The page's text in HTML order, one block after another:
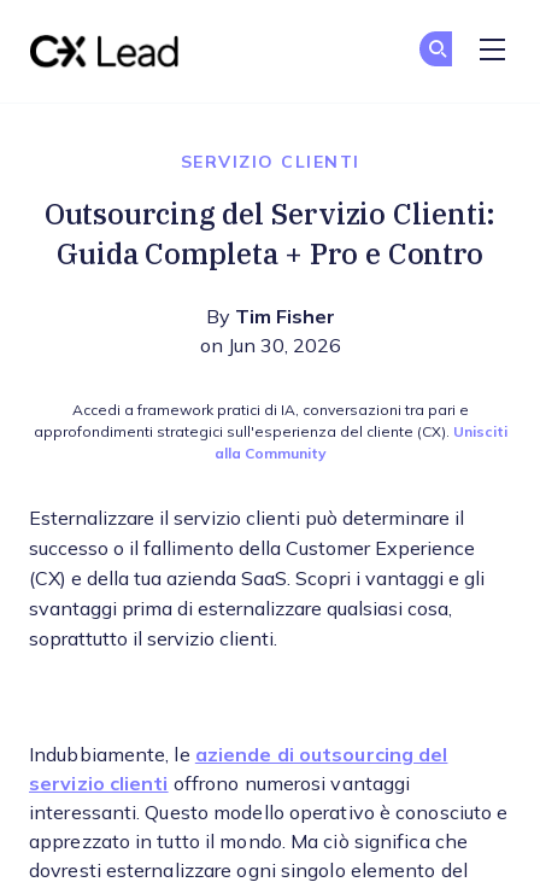
SERVIZIO CLIENTI
Outsourcing del Servizio Clienti:
Guida Completa + Pro e Contro
By Tim Fisher
on Jun 30, 2026
Accedi a framework pratici di IA, conversazioni tra pari e
approfondimenti strategici sull'esperienza del cliente (CX). Unisciti
alla Community
Esternalizzare il servizio clienti può determinare il
successo o il fallimento della Customer Experience
(CX) e della tua azienda SaaS. Scopri i vantaggi e gli
svantaggi prima di esternalizzare qualsiasi cosa,
soprattutto il servizio clienti.
Indubbiamente, le aziende di outsourcing del
servizio clienti offrono numerosi vantaggi
interessanti. Questo modello operativo è conosciuto e
apprezzato in tutto il mondo. Ma ciò significa che
dovresti esternalizzare ogni singolo elemento del